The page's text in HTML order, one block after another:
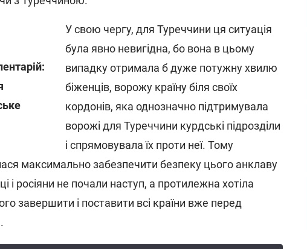
У свою чергу, для Туреччини ця ситуація
була явно невигідна, бо вона в цьому
випадку отримала б дуже потужну хвилю
біженців, ворожу країну біля своїх
кордонів, яка однозначно підтримувала
ворожі для Туреччини курдські підрозділи
і спрямовувала їх проти неї. Тому
максимально забезпечити безпеку цього анклаву
і росіяни не почали наступ, а протилежна хотіла
завершити і поставити всі країни вже перед